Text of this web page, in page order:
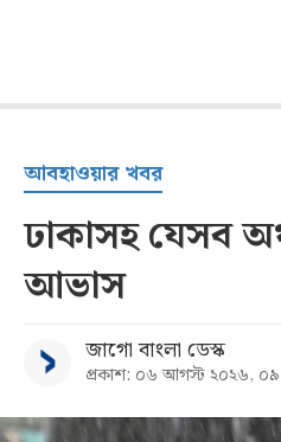
আবহাওয়ার খবর
ঢাকাসহ যেসব
আভাস
জাগো বাংলা ডেস্ক
প্রকাশ: ০৬ আগস্ট ২০২৬,